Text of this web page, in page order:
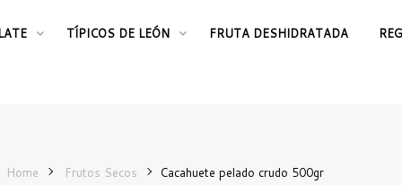
TÍPICOS DE LEÓN FRUTA DESHIDRATADA
Home Frutos Secos Cacahuete pelado crudo 500gr